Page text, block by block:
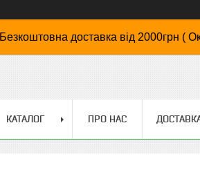
Безкоштовна доставка від 2000грн (
КАТАЛОГ ПРО НАС